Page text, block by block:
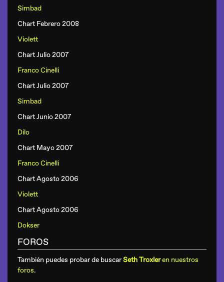
Simbad
Chart Febrero 2008
Violett
Chart Julio 2007
Franco Cinelli
Chart Julio 2007
Simbad
Chart Junio 2007
Dilo
Chart Mayo 2007
Franco Cinelli
Chart Agosto 2006
Violett
Chart Agosto 2006
Dokser
FOROS
También puedes probar de buscarSeth Troxleren nuestros
foros.